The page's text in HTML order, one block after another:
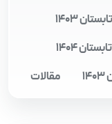
1403
1404
مقالات